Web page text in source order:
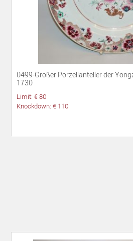
0499-Großer Porzellanteller der
1730
Limit: € 80
Knockdown: € 110